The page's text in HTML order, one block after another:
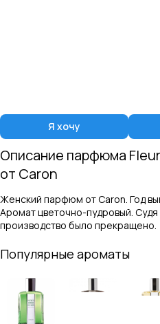
Я хочу
Описание парфюма
от Caron
Женский парфюм от Caron. Год
Аромат цветочно-пудровый. Судя
производство было прекращено.
Популярные ароматы